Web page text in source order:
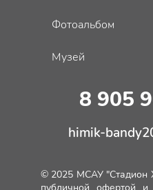
Фотоальбом
Музей
8 905
himik-
© 2025 МСАУ "Стадион